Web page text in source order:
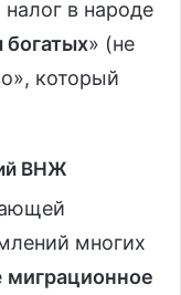
в народе
богатых» (не
который
ВНЖ
многих
миграционное